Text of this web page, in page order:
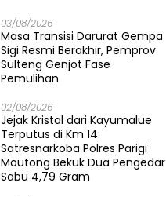
03/08/2026
Masa Transisi Darurat Gempa
Sigi Resmi Berakhir, Pemprov
Sulteng Genjot Fase
Pemulihan
02/08/2026
Jejak Kristal dari Kayumalue
Terputus di Km 14:
Satresnarkoba Polres Parigi
Moutong Bekuk Dua Pengedar
Sabu 4,79 Gram